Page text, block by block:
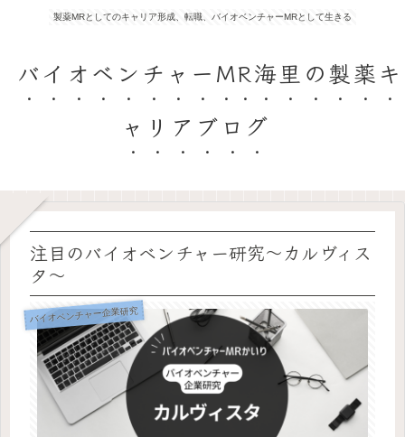
製薬MRとしてのキャリア形成、転職、バイオベンチャーMRとして生きる
バイオベンチャーMR海里の製薬キ
ャリアブログ
注目のバイオベンチャー研究〜カルヴィス
タ〜
バイオベンチャー企業研究